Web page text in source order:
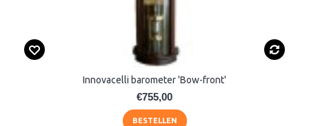
Innovacelli barometer 'Bow-front'
€755,00
BESTELLEN